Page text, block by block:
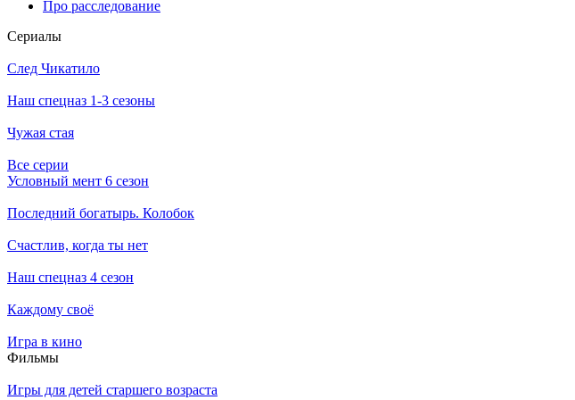
Про расследование
Се­риа­лы
След Чикатило
Наш спецназ 1-3 сезоны
Чужая стая
Все серии
Условный мент 6 сезон
Последний богатырь. Колобок
Счастлив, когда ты нет
Наш спецназ 4 сезон
Каждому своё
Игра в кино
Филь­мы
Игры для детей старшего возраста